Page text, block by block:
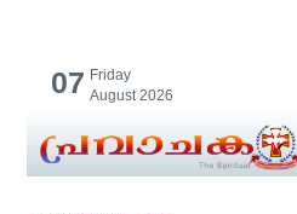
07 Friday
August 2026